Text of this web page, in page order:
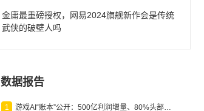
金庸最重磅授权，网易2024旗舰新作会是传统
武侠的破壁人吗
数据报告
1 游戏AI“账本”公开：500亿利润增量、80%头部入局，谁在闷声发财？